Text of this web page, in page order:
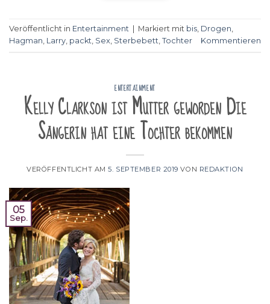
Veröffentlicht in Entertainment Markiert mit bis Drogen
Hagman Larry packt Sex Sterbebett Tochter Kommentieren
ENTERTAINMENT
Kelly Clarkson ist Mutter geworden Die
Sängerin hat eine Tochter bekommen
VERÖFFENTLICHT AM5. SEPTEMBER 2019 VON REDAKTION
05
Sep.